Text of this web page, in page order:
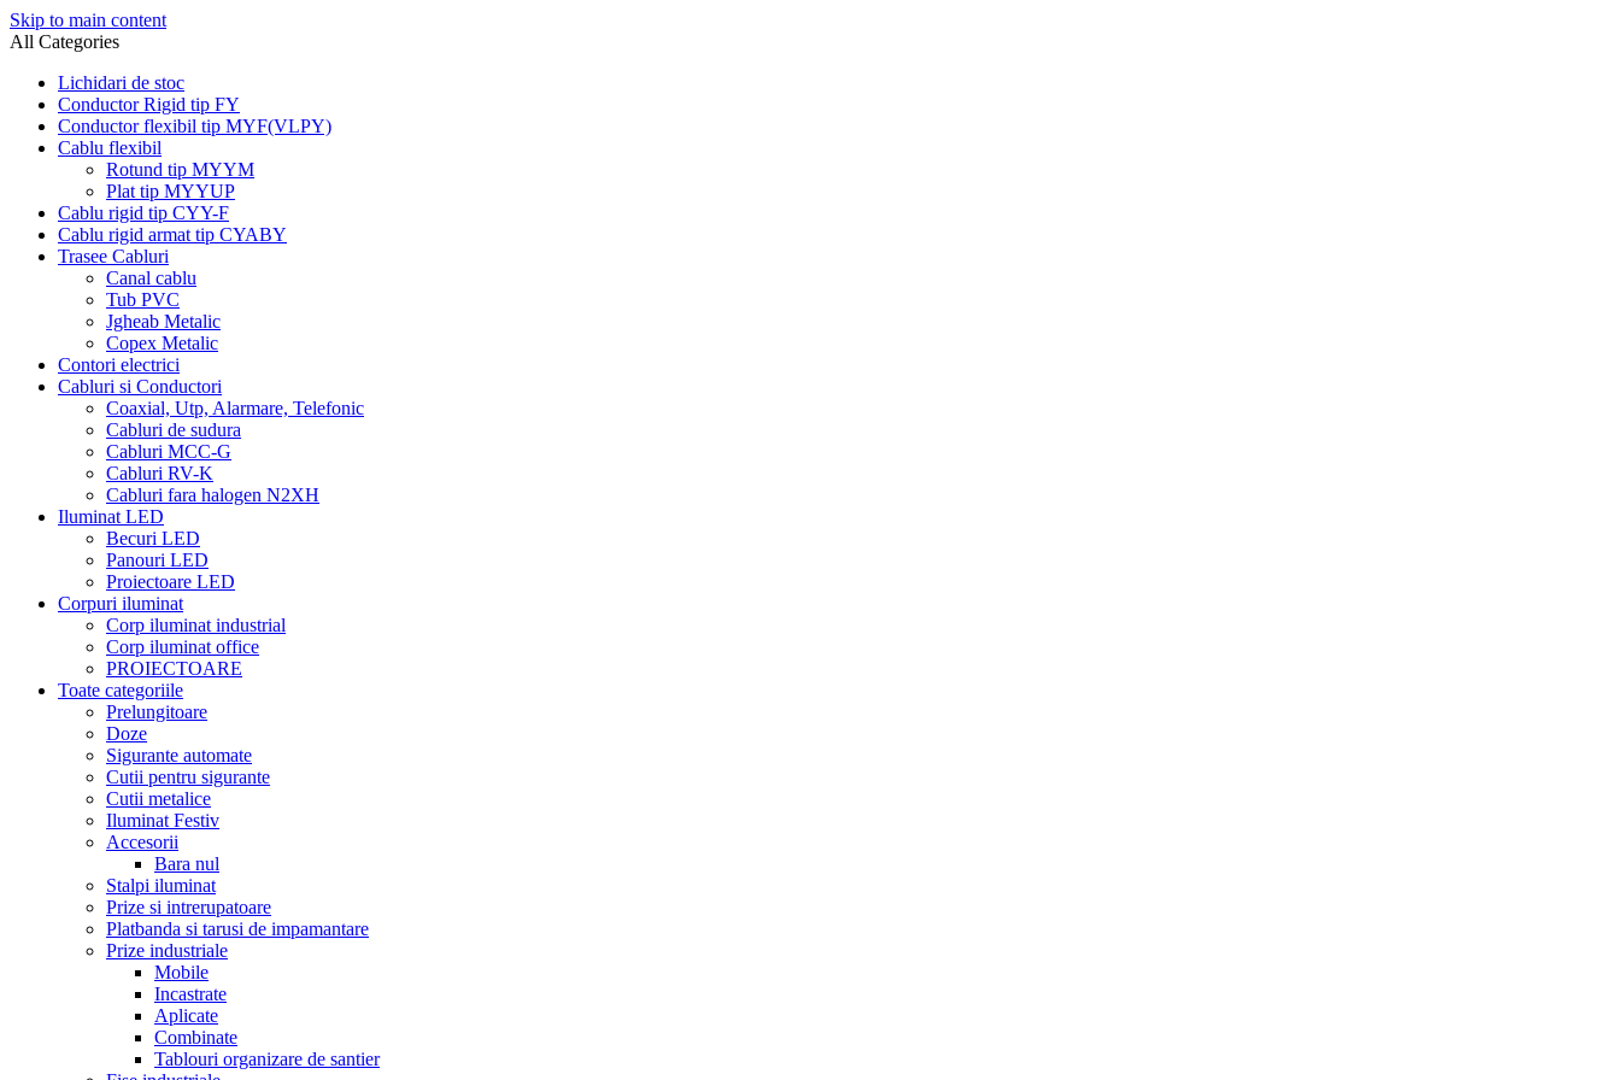
Skip to main content
All Categories
Lichidari de stoc
Conductor Rigid tip FY
Conductor flexibil tip MYF(VLPY)
Cablu flexibil
Rotund tip MYYM
Plat tip MYYUP
Cablu rigid tip CYY-F
Cablu rigid armat tip CYABY
Trasee Cabluri
Canal cablu
Tub PVC
Jgheab Metalic
Copex Metalic
Contori electrici
Cabluri si Conductori
Coaxial, Utp, Alarmare, Telefonic
Cabluri de sudura
Cabluri MCC-G
Cabluri RV-K
Cabluri fara halogen N2XH
Iluminat LED
Becuri LED
Panouri LED
Proiectoare LED
Corpuri iluminat
Corp iluminat industrial
Corp iluminat office
PROIECTOARE
Toate categoriile
Prelungitoare
Doze
Sigurante automate
Cutii pentru sigurante
Cutii metalice
Iluminat Festiv
Accesorii
Bara nul
Stalpi iluminat
Prize si intrerupatoare
Platbanda si tarusi de impamantare
Prize industriale
Mobile
Incastrate
Aplicate
Combinate
Tablouri organizare de santier